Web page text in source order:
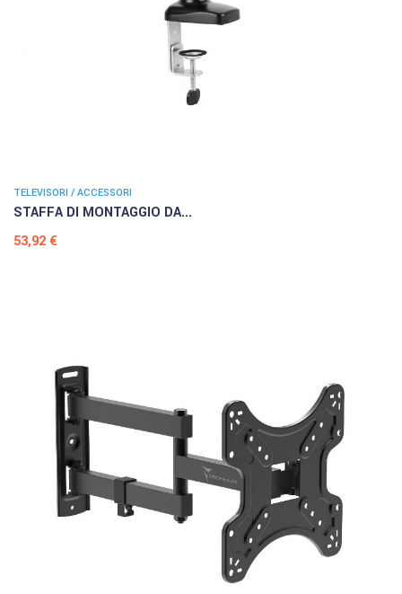
TELEVISORI / ACCESSORI
STAFFA DI MONTAGGIO DA...
Prezzo
53,92 €